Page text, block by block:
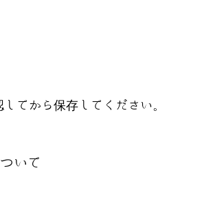
してから保存してください。
いて